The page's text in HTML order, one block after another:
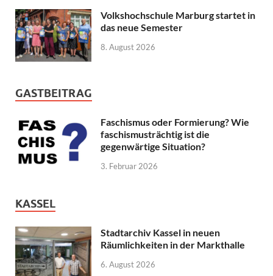
Volkshochschule Marburg startet in
das neue Semester
8. August 2026
GASTBEITRAG
Faschismus oder Formierung? Wie
faschismusträchtig ist die
gegenwärtige Situation?
3. Februar 2026
KASSEL
Stadtarchiv Kassel in neuen
Räumlichkeiten in der Markthalle
6. August 2026